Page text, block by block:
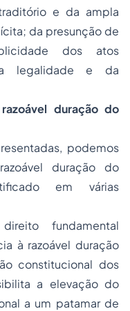
e da ampla
da presunção de
dos atos
legalidade e da
duração do
podemos
duração do
em várias
fundamental
à razoável duração
constitucional dos
a elevação do
a um patamar de